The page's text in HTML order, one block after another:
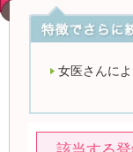
女医さんに